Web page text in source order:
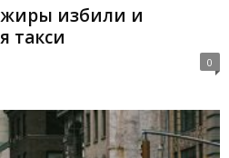
избили и
такси
0